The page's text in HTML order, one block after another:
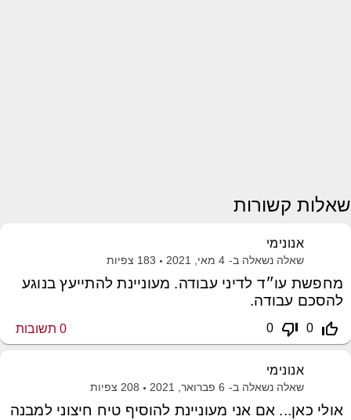
שאלות קשורות
אנונימי
שאלה נשאלה ב- 4 מאי, 2021 183 צפיות
מחפשת עו״ד לדיני עבודה. מעוניינת להתייעץ בנוגע
להסכם עבודה.
thumb_up_off_alt
0
thumb_down_off_alt
0
0 תשובות
אנונימי
שאלה נשאלה ב- 6 פברואר, 2021 208 צפיות
אולי כאן... אם אני מעוניינת להוסיף טיח חיצוני למבנה